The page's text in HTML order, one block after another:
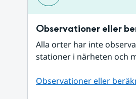
Observationer eller
Alla orter har inte
stationer i närheten och
Observationer eller